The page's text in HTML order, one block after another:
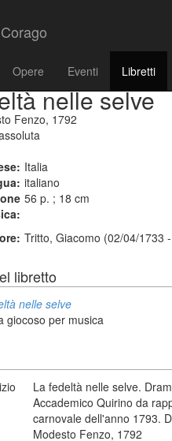
Corago
Opere Eventi Libretti
nelle selve
Fenzo, 1792
Italia
italiano
56 p. ; 18 cm
Tritto, Giacomo (02/04/1733
libretto
nelle selve
giocoso per musica
La fedeltà nelle selve.
Accademico Quirino da
carnovale dell'anno 1793.
Modesto Fenzo, 1792